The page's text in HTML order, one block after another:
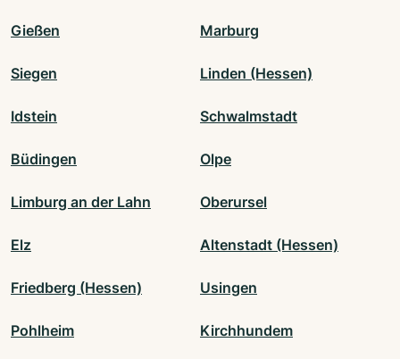
Gießen Marburg
Siegen Linden (Hessen)
Idstein Schwalmstadt
Büdingen Olpe
Limburg an der Lahn Oberursel
Elz Altenstadt (Hessen)
Friedberg (Hessen) Usingen
Pohlheim Kirchhundem